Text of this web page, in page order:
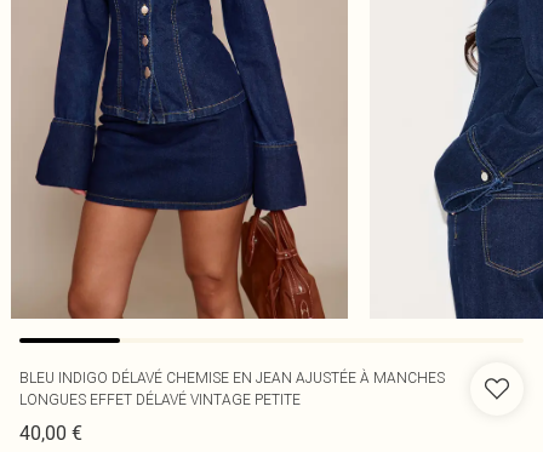
BLEU INDIGO DÉLAVÉ CHEMISE EN JEAN AJUSTÉE À MANCHES
LONGUES EFFET DÉLAVÉ VINTAGE PETITE
40,00 €